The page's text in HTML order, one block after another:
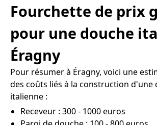
Fourchette de prix
pour une douche
Éragny
Pour résumer à Éragny, voici une
des coûts liés à la construction d'une
italienne :
Receveur : 300 - 1000 euros